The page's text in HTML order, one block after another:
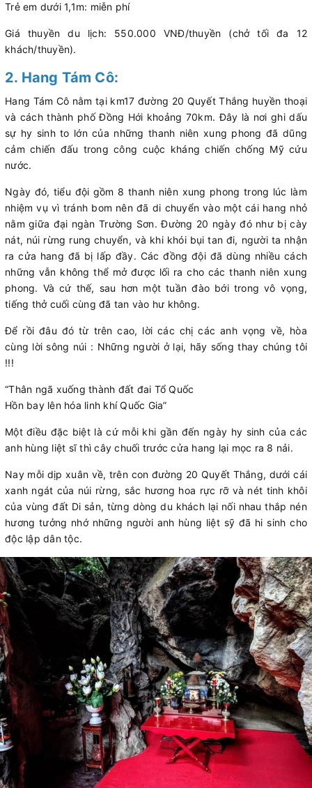
Trẻ em dưới 1,1m: miễn phí
Giá thuyền du lịch: 550.000 VNĐ/thuyền (chở tối đa 12
khách/thuyền).
2. Hang Tám Cô:
Hang Tám Cô nằm tại km17 đường 20 Quyết Thắng huyền thoại
và cách thành phố Đồng Hới khoảng 70km. Đây là nơi ghi dấu
sự hy sinh to lớn của những thanh niên xung phong đã dũng
cảm chiến đấu trong công cuộc kháng chiến chống Mỹ cứu
nước.
Ngày đó, tiểu đội gồm 8 thanh niên xung phong trong lúc làm
nhiệm vụ vì tránh bom nên đã di chuyển vào một cái hang nhỏ
nằm giữa đại ngàn Trường Sơn. Đường 20 ngày đó như bị cày
nát, núi rừng rung chuyển, và khi khói bụi tan đi, người ta nhận
ra cửa hang đã bị lấp đầy. Các đồng đội đã dùng nhiều cách
những vẫn không thể mở được lối ra cho các thanh niên xung
phong. Và cứ thế, sau hơn một tuần đào bới trong vô vọng,
tiếng thở cuối cùng đã tan vào hư không.
Để rồi đâu đó từ trên cao, lời các chị các anh vọng về, hòa
cùng lời sông núi : Những người ở lại, hãy sống thay chúng tôi
!!!
“Thân ngã xuống thành đất đai Tổ Quốc
Hồn bay lên hóa linh khí Quốc Gia”
Một điều đặc biệt là cứ mỗi khi gần đến ngày hy sinh của các
anh hùng liệt sĩ thì cây chuối trước cửa hang lại mọc ra 8 nải.
Nay mỗi dịp xuân về, trên con đường 20 Quyết Thắng, dưới cái
xanh ngát của núi rừng, sắc hương hoa rực rỡ và nét tinh khôi
của vùng đất Di sản, từng dòng du khách lại nối nhau thắp nén
hương tưởng nhớ những người anh hùng liệt sỹ đã hi sinh cho
độc lập dân tộc.